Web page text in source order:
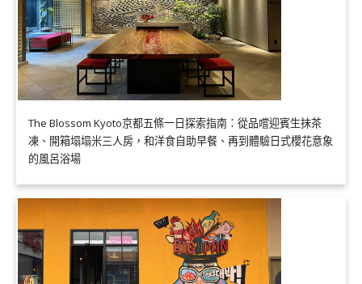
The Blossom Kyoto京都五條一日探索指南：從品嚐迎賓生抹茶
凍、開箱塌塌米三人房，和洋食自助早餐、再到體驗日式櫻花意象
的風呂浴場